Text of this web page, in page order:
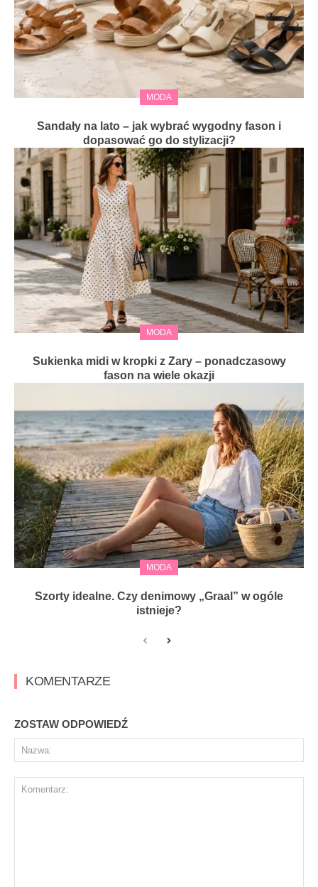
MODA
Sandały na lato – jak wybrać wygodny fason i
dopasować go do stylizacji?
MODA
Sukienka midi w kropki z Zary – ponadczasowy
fason na wiele okazji
MODA
Szorty idealne. Czy denimowy „Graal” w ogóle
istnieje?
KOMENTARZE
ZOSTAW ODPOWIEDŹ